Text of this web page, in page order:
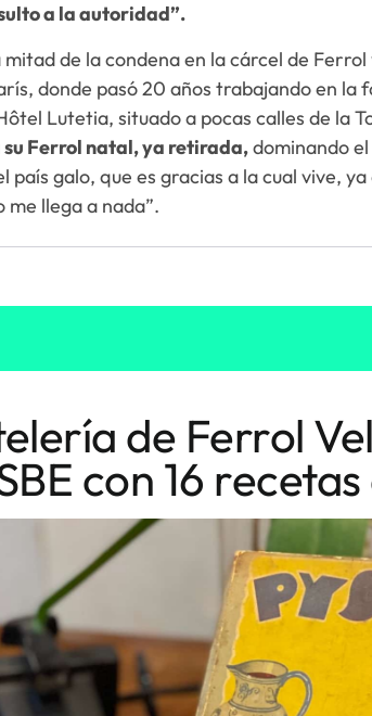
a la autoridad”.
mitad de la condena en la cárcel de
donde pasó 20 años trabajando en la
Lutetia, situado a pocas calles de la
su Ferrol natal, ya retirada,dominando
país galo, que es gracias a la cual vive,
me llega a nada”.
de Ferrol
con 16